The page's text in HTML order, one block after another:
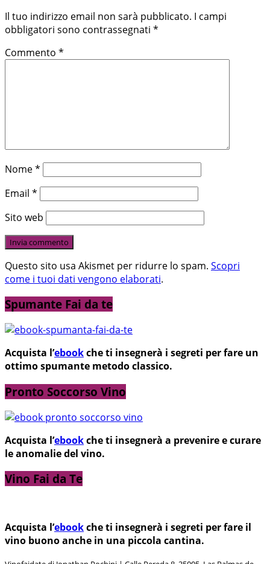
Il tuo indirizzo email non sarà pubblicato. I campi
obbligatori sono contrassegnati *
Commento *
Nome*
Email *
Sito web
Questo sito usa Akismet per ridurre lo spam. Scopri
come i tuoi dati vengono elaborati.
Spumante Fai da te
Acquista l’ebookche ti insegnerà i segreti per fare un
ottimo spumante metodo classico.
Pronto Soccorso Vino
Acquista l’ebookche ti insegnerà a prevenire e curare
le anomalie del vino.
Vino Fai da Te
Acquista l’ebookche ti insegnerà i segreti per fare il
vino buono anche in una piccola cantina.